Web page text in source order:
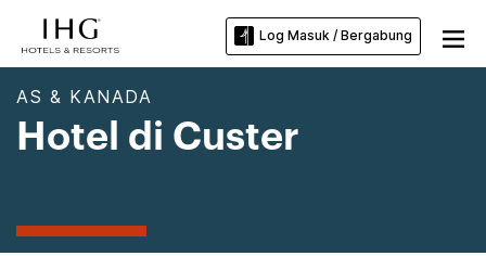
Log Masuk / Bergabung
AS & KANADA
Hotel di Custer